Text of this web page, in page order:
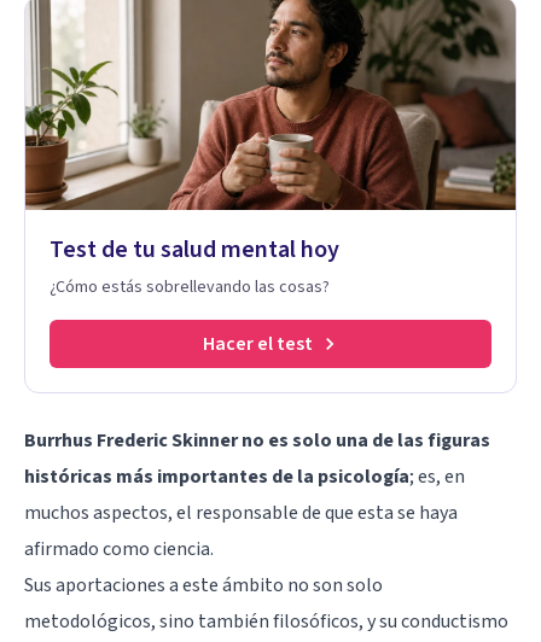
Test de tu salud mental hoy
¿Cómo estás sobrellevando las cosas?
Hacer el test
Burrhus Frederic Skinner no es solo una de las figuras
históricas más importantes de la psicología; es, en
muchos aspectos, el responsable de que esta se haya
afirmado como ciencia.
Sus aportaciones a este ámbito no son solo
metodológicos, sino también filosóficos, y su conductismo